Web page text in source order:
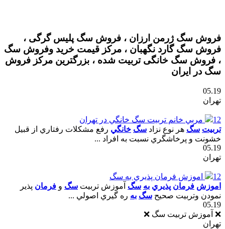
فروش سگ ژرمن ارزان ، فروش سگ پلیس گرگی ،
فروش سگ گارد نگهبان ، مرکز قیمت خرید وفروش سگ
، فروش سگ خانگی تربیت شده ، بزرگترین مرکز فروش
سگ در ایران
05.19
تهران
12
مربي خانم تربيت سگ خانگي در تهران
تربيت سگ هر نوع نزاد سگ خانگي رفع مشکلات رفتاري از قبيل
خشونت و پرخاشگري نسبت به افراد ...
05.19
تهران
12
اموزش فرمان پذيري به سگ
اموزش فرمان پذيري به سگ آموزش تربيت سگ و فرمان پذير
نمودن وتربيت صحيح سگ به ره گيري اصولي ...
05.19
❌ آموزش تربیت سگ ❌
تهران